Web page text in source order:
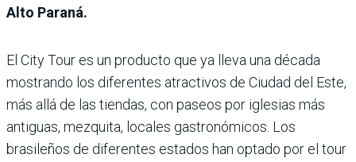
Alto Paraná.
El City Tour es un producto que ya lleva una década
mostrando los diferentes atractivos de Ciudad del Este,
más allá de las tiendas, con paseos por iglesias más
antiguas, mezquita, locales gastronómicos. Los
brasileños de diferentes estados han optado por el tour